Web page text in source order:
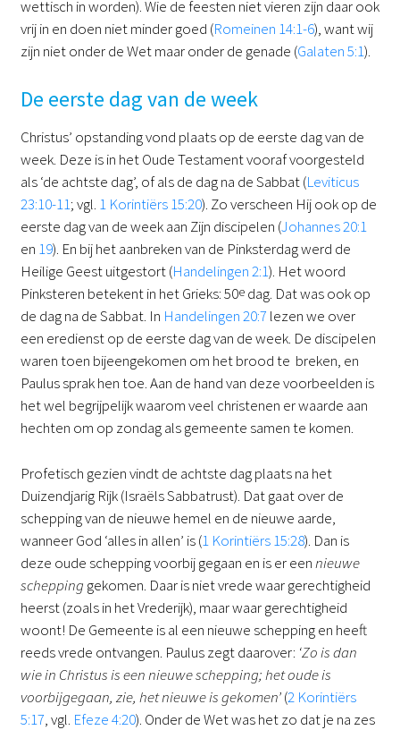
wettisch in worden). Wie de feesten niet vieren zijn daar ook
vrij in en doen niet minder goed (Romeinen 14:1-6), want wij
zijn niet onder de Wet maar onder de genade (Galaten 5:1).
De eerste dag van de week
Christus’ opstanding vond plaats op de eerste dag van de
week. Deze is in het Oude Testament vooraf voorgesteld
als ‘de achtste dag’, of als de dag na de Sabbat (Leviticus
23:10-11; vgl. 1 Korintiërs 15:20). Zo verscheen Hij ook op de
eerste dag van de week aan Zijn discipelen (Johannes 20:1
en 19). En bij het aanbreken van de Pinksterdag werd de
Heilige Geest uitgestort (Handelingen 2:1). Het woord
Pinksteren betekent in het Grieks: 50edag. Dat was ook op
de dag na de Sabbat. In Handelingen 20:7 lezen we over
een eredienst op de eerste dag van de week. De discipelen
waren toen bijeengekomen om het brood te breken, en
Paulus sprak hen toe. Aan de hand van deze voorbeelden is
het wel begrijpelijk waarom veel christenen er waarde aan
hechten om op zondag als gemeente samen te komen.
Profetisch gezien vindt de achtste dag plaats na het
Duizendjarig Rijk (Israëls Sabbatrust). Dat gaat over de
schepping van de nieuwe hemel en de nieuwe aarde,
wanneer God ‘alles in allen’ is (1 Korintiërs 15:28). Dan is
deze oude schepping voorbij gegaan en is er eennieuwe
schepping gekomen. Daar is niet vrede waar gerechtigheid
heerst (zoals in het Vrederijk), maar waar gerechtigheid
woont! De Gemeente is al een nieuwe schepping en heeft
reeds vrede ontvangen. Paulus zegt daarover: ‘Zo is dan
wie in Christus is een nieuwe schepping; het oude is
voorbijgegaan, zie, het nieuwe is gekomen’(2 Korintiërs
5:17, vgl. Efeze 4:20). Onder de Wet was het zo dat je na zes